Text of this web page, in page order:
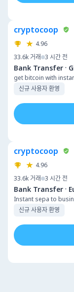
cryptocoop
4.96
33.6k 거래 3 시간 전
Bank Transfer ·
get bitcoin with
신규 사용자 환영
cryptocoop
4.96
33.6k 거래 3 시간 전
Bank Transfer ·
Instant sepa to
신규 사용자 환영